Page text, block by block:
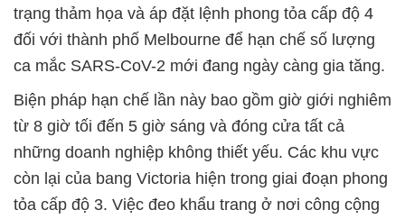
trạng thảm họa và áp đặt lệnh phong tỏa cấp độ 4
đối với thành phố Melbourne để hạn chế số lượng
ca mắc SARS-CoV-2 mới đang ngày càng gia tăng.
Biện pháp hạn chế lần này bao gồm giờ giới nghiêm
từ 8 giờ tối đến 5 giờ sáng và đóng cửa tất cả
những doanh nghiệp không thiết yếu. Các khu vực
còn lại của bang Victoria hiện trong giai đoạn phong
tỏa cấp độ 3. Việc đeo khẩu trang ở nơi công cộng